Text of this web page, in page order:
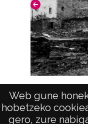
Web gune
hobetzeko
gero, zure
Licencia
CC BY-NC-SA